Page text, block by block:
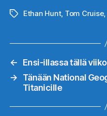
Avainsanat
Ethan Hunt, Tom Cruise,
←
Ensi-illassa tällä
→
Tänään National
Titanicille